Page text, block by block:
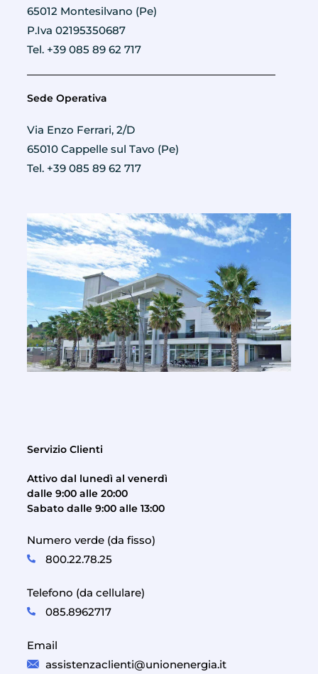
65012 Montesilvano (Pe)
P.Iva 02195350687
Tel. +39 085 89 62 717
Sede Operativa
Via Enzo Ferrari, 2/D
65010 Cappelle sul Tavo (Pe)
Tel. +39 085 89 62 717
Servizio Clienti
Attivo dal lunedì al venerdì
dalle 9:00 alle 20:00
Sabato dalle 9:00 alle 13:00
Numero verde (da fisso)
800.22.78.25
Telefono (da cellulare)
085.8962717
Email
assistenzaclienti@unionenergia.it